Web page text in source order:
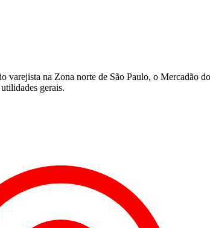
varejista na Zona norte de São Paulo, o Mercadão
gerais.